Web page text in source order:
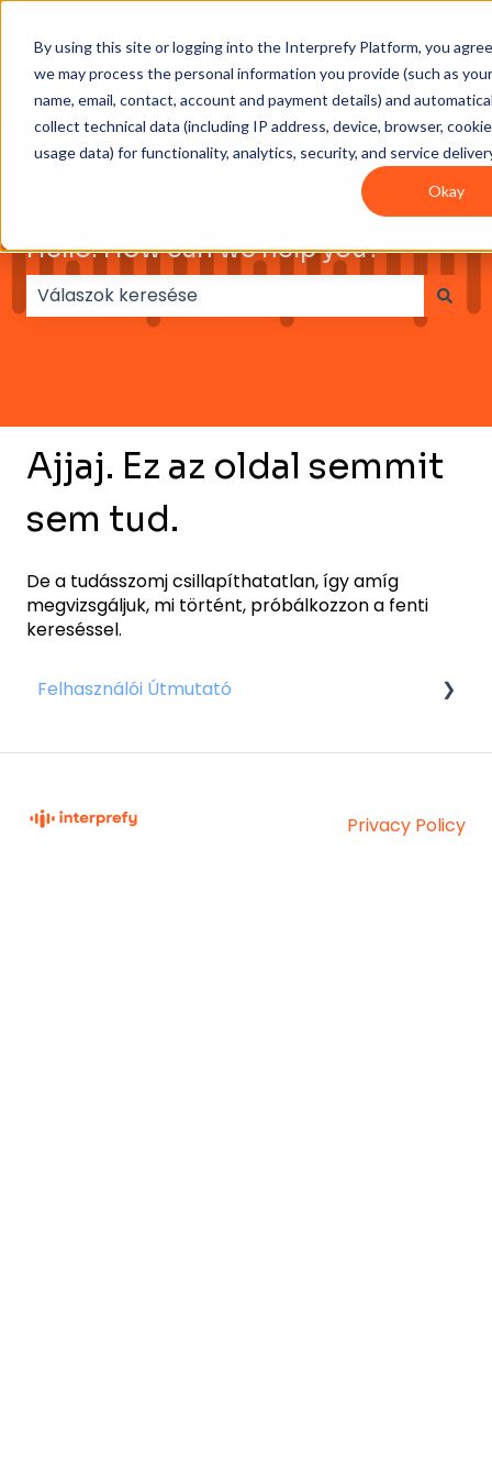
By using this site or logging into the Interprefy Platform, you
we may process the personal information you provide (such as your
name, email, contact, account and payment details) and
collect technical data (including IP address, device, browser,
usage data) for functionality, analytics, security, and service
Okay
Get
Started
Integrations
User
guides
Intepreter
Resources
Hello. How can we help you?
Nincs javaslat, mert üres a keresőmező.
Ajjaj. Ez az oldal semmit
sem tud.
De a tudásszomj csillapíthatatlan, így amíg
megvizsgáljuk, mi történt, próbálkozzon a fenti
kereséssel.
Felhasználói Útmutató
Privacy Policy